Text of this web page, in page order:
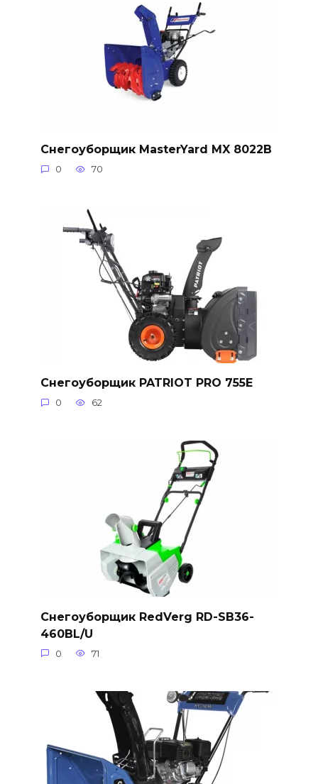
Снегоуборщик MasterYard MX 8022B
0 70
Снегоуборщик PATRIOT PRO 755E
0 62
Снегоуборщик RedVerg RD-SB36-
460BL/U
0 71